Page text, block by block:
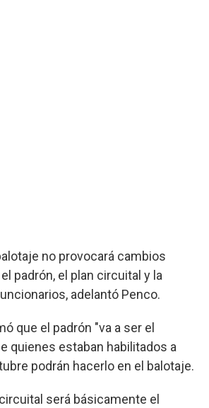
no provocará cambios
padrón, el plan circuital y la
adelantó Penco.
que el padrón "va a ser el
quienes estaban habilitados a
podrán hacerlo en el balotaje.
será básicamente el